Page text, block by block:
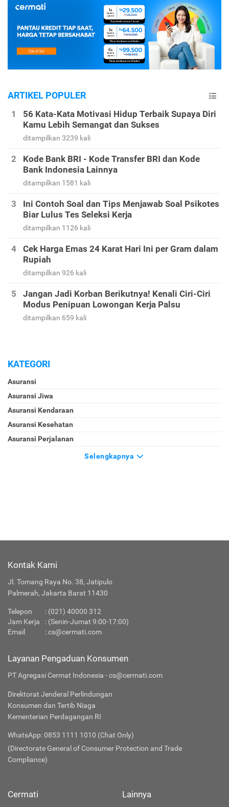
ARTIKEL POPULER
56 Kata-Kata Motivasi Hidup Terbaik Supaya Diri
Kamu Lebih Semangat dan Sukses
ditampilkan 3239 kali
Kode Bank BRI - Kode Transfer BRI dan Kode
Bank Indonesia Lainnya
ditampilkan 1581 kali
Ini Contoh Soal dan Tips Menjawab Soal Psikotes
Biar Lulus Tes Seleksi Kerja
ditampilkan 1126 kali
Cek Harga Emas 24 Karat Hari Ini per Gram dalam
Rupiah
ditampilkan 926 kali
Jangan Jadi Korban Berikutnya! Kenali Ciri-Ciri
Modus Penipuan Lowongan Kerja Palsu
ditampilkan 659 kali
KATEGORI
Asuransi
Asuransi Jiwa
Asuransi Kendaraan
Asuransi Kesehatan
Asuransi Perjalanan
Selengkapnya
Kontak Kami
Jl. Tomang Raya No. 38, Jatipulo
Palmerah, Jakarta Barat 11430
Telepon : (021) 40000 312
Jam Kerja
: (Senin-Jumat 9:00-17:00)
Email
:cs@cermati.com
Layanan Pengaduan Konsumen
PT Agregasi Cermat Indonesia - cs@cermati.com
Direktorat Jenderal Perlindungan
Konsumen dan Tertib Niaga
Kementerian Perdagangan RI
WhatsApp: 0853 1111 1010 (Chat Only)
(Directorate General of Consumer Protection and Trade
Compliance)
Cermati Lainnya